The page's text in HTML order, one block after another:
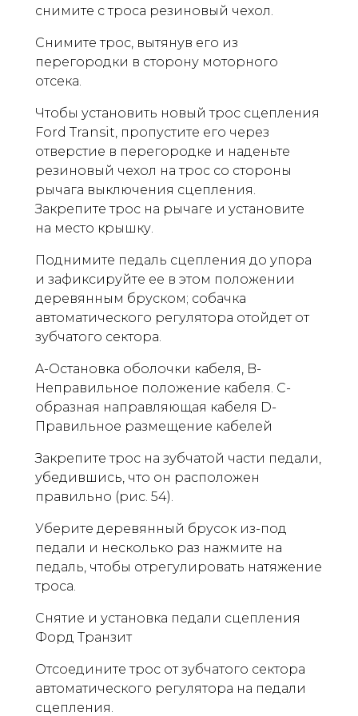
снимите с троса резиновый чехол.
Снимите трос, вытянув его из
перегородки в сторону моторного
отсека.
Чтобы установить новый трос сцепления
Ford Transit, пропустите его через
отверстие в перегородке и наденьте
резиновый чехол на трос со стороны
рычага выключения сцепления.
Закрепите трос на рычаге и установите
на место крышку.
Поднимите педаль сцепления до упора
и зафиксируйте ее в этом положении
деревянным бруском; собачка
автоматического регулятора отойдет от
зубчатого сектора.
A-Остановка оболочки кабеля, B-
Неправильное положение кабеля. С-
образная направляющая кабеля D-
Правильное размещение кабелей
Закрепите трос на зубчатой ​​части педали,
убедившись, что он расположен
правильно (рис. 54).
Уберите деревянный брусок из-под
педали и несколько раз нажмите на
педаль, чтобы отрегулировать натяжение
троса.
Снятие и установка педали сцепления
Форд Транзит
Отсоедините трос от зубчатого сектора
автоматического регулятора на педали
сцепления.